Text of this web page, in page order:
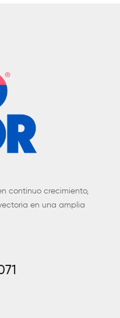
continuo crecimiento,
en una amplia